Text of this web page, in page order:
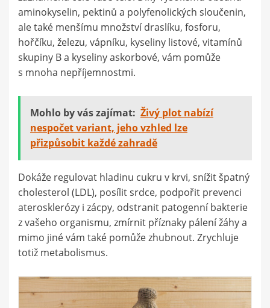
aminokyselin, pektinů a polyfenolických sloučenin,
ale také menšímu množství draslíku, fosforu,
hořčíku, železu, vápníku, kyseliny listové, vitamínů
skupiny B a kyseliny askorbové, vám pomůže
s mnoha nepříjemnostmi.
Mohlo by vás zajímat: Živý plot nabízí
nespočet variant, jeho vzhled lze
přizpůsobit každé zahradě
Dokáže regulovat hladinu cukru v krvi, snížit špatný
cholesterol (LDL), posílit srdce, podpořit prevenci
aterosklerózy i zácpy, odstranit patogenní bakterie
z vašeho organismu, zmírnit příznaky pálení žáhy a
mimo jiné vám také pomůže zhubnout. Zrychluje
totiž metabolismus.